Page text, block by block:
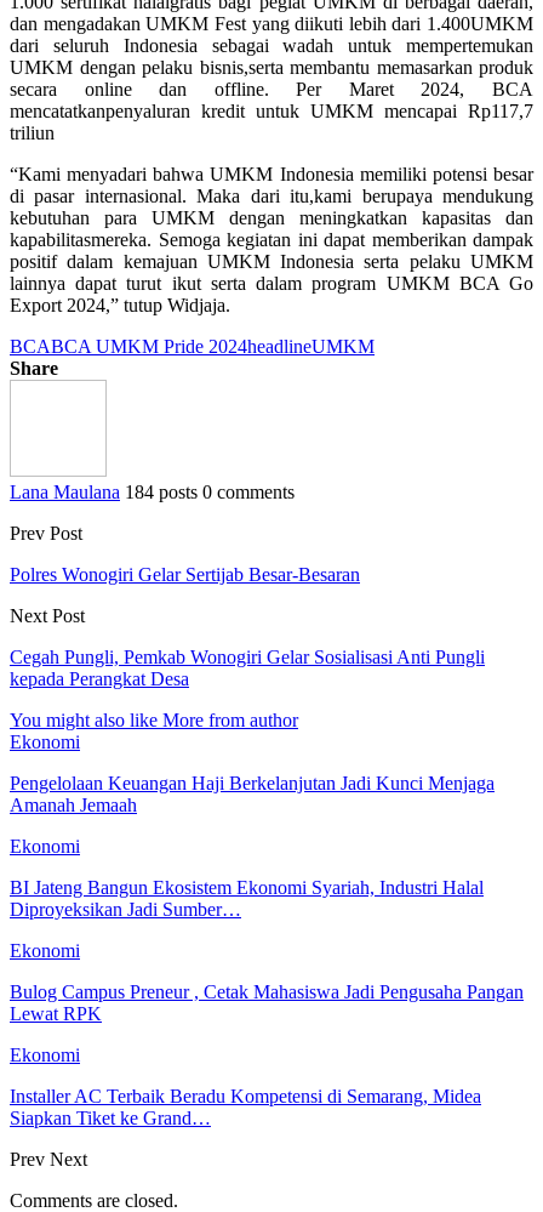
dan mengadakan UMKM Fest yang diikuti lebih dari 1.400UMKM
dari seluruh Indonesia sebagai wadah untuk mempertemukan
UMKM dengan pelaku bisnis,serta membantu memasarkan produk
secara online dan offline. Per Maret 2024, BCA
mencatatkanpenyaluran kredit untuk UMKM mencapai Rp117,7
triliun
“Kami menyadari bahwa UMKM Indonesia memiliki potensi besar
di pasar internasional. Maka dari itu,kami berupaya mendukung
kebutuhan para UMKM dengan meningkatkan kapasitas dan
kapabilitasmereka. Semoga kegiatan ini dapat memberikan dampak
positif dalam kemajuan UMKM Indonesia serta pelaku UMKM
lainnya dapat turut ikut serta dalam program UMKM BCA Go
Export 2024,” tutup Widjaja.
BCABCA UMKM Pride 2024headlineUMKM
Share
Lana Maulana 184 posts 0 comments
Prev Post
Polres Wonogiri Gelar Sertijab Besar-Besaran
Next Post
Cegah Pungli, Pemkab Wonogiri Gelar Sosialisasi Anti Pungli
kepada Perangkat Desa
You might also like More from author
Ekonomi
Pengelolaan Keuangan Haji Berkelanjutan Jadi Kunci Menjaga
Amanah Jemaah
Ekonomi
BI Jateng Bangun Ekosistem Ekonomi Syariah, Industri Halal
Diproyeksikan Jadi Sumber…
Ekonomi
Bulog Campus Preneur , Cetak Mahasiswa Jadi Pengusaha Pangan
Lewat RPK
Ekonomi
Installer AC Terbaik Beradu Kompetensi di Semarang, Midea
Siapkan Tiket ke Grand…
Prev Next
Comments are closed.